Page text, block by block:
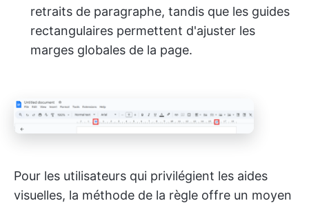
retraits de paragraphe, tandis que les guides
rectangulaires permettent d'ajuster les
marges globales de la page.
Pour les utilisateurs qui privilégient les aides
visuelles, la méthode de la règle offre un moyen